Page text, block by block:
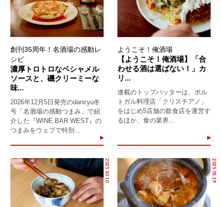
創刊35周年！名酒場の感動レ
シピ
濃厚トロトロなベシャメル
ソースと、磯クリーミーな
味...
2026年12月5日発売のdancyu冬
号「名酒場の感動つまみ」で紹
介した『WINE BAR WEST』の
つまみをウェブで特別...
ようこそ！俺酒場
【ようこそ！俺酒場】「合
わせる酒は選ばない！」カ
リ...
連載のトップバッターは、ポル
トガル料理店「クリスチアノ」
をはじめ5店舗の飲食店を運営す
るほか、食の業界...
2025.10.10 2025.05.19